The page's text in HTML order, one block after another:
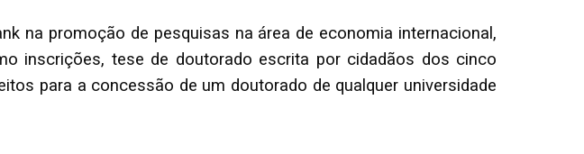
na promoção de pesquisas na área de economia internacional,
inscrições, tese de doutorado escrita por cidadãos dos cinco
para a concessão de um doutorado de qualquer universidade